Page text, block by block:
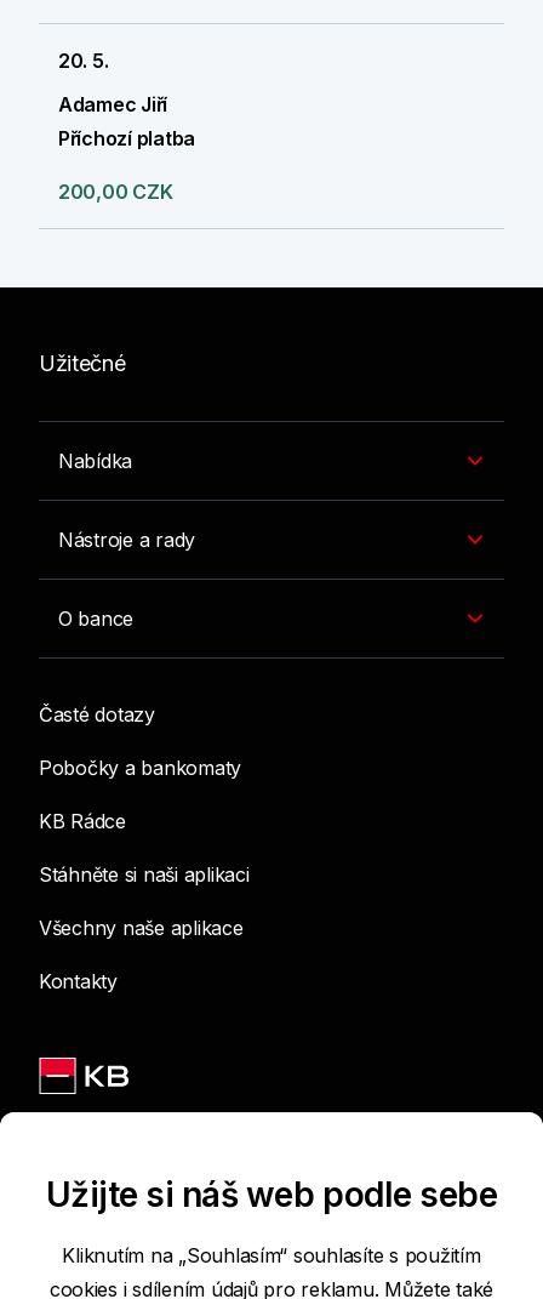
20. 5.
Adamec Jiří
Příchozí platba
200,00 CZK
Užitečné
Nabídka
Nástroje a rady
O bance
Časté dotazy
Pobočky a bankomaty
KB Rádce
Stáhněte si naši aplikaci
Všechny naše aplikace
Kontakty
Užijte si náš web podle sebe
Kliknutím na „Souhlasím“ souhlasíte s použitím
cookies i sdílením údajů pro reklamu. Můžete také